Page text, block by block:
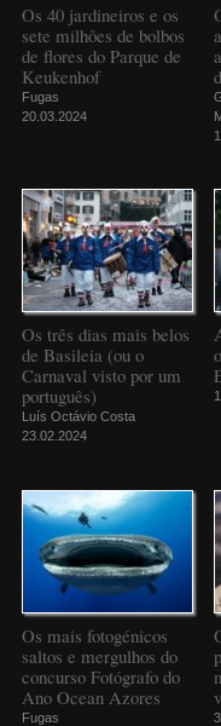
Os 40 jardineiros e os
sete milhões de bolbos
de flores do Parque de
Keukenhof
Fugas
20.03.2024
Os três dias mais belos
de Basileia (ou o
Carnaval visto por um
português)
Luís Octávio Costa
23.02.2024
Os mais fotogénicos
saltos e mergulhos do
concurso Fotógrafo do
Ano Ocean Azores
Fugas